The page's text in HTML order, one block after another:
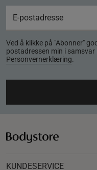
Ved å klikke på "Abonner"
postadressen min i samsvar
Personvernerklæring.
KUNDESERVICE